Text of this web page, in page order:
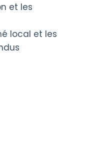
et les
local et les